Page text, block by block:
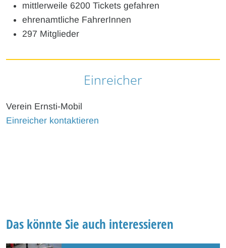
mittlerweile 6200 Tickets gefahren
ehrenamtliche FahrerInnen
297 Mitglieder
Einreicher
Verein Ernsti-Mobil
Einreicher kontaktieren
Das könnte Sie auch interessieren